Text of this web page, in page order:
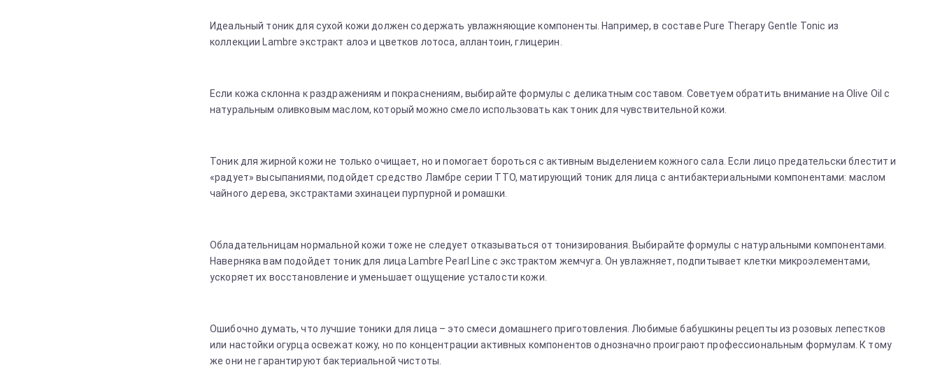
Идеальный тоник для сухой кожи должен содержать увлажняющие компоненты. Например, в составе Pure Therapy Gentle Tonic из
коллекции Lambre экстракт алоэ и цветков лотоса, аллантоин, глицерин.
Если кожа склонна к раздражениям и покраснениям, выбирайте формулы с деликатным составом. Советуем обратить внимание на Olive Oil с
натуральным оливковым маслом, который можно смело использовать как тоник для чувствительной кожи.
Тоник для жирной кожи не только очищает, но и помогает бороться с активным выделением кожного сала. Если лицо предательски блестит и
«радует» высыпаниями, подойдет средство Ламбре серии TTO, матирующий тоник для лица с антибактериальными компонентами: маслом
чайного дерева, экстрактами эхинацеи пурпурной и ромашки.
Обладательницам нормальной кожи тоже не следует отказываться от тонизирования. Выбирайте формулы с натуральными компонентами.
Наверняка вам подойдет тоник для лица Lambre Pearl Line c экстрактом жемчуга. Он увлажняет, подпитывает клетки микроэлементами,
ускоряет их восстановление и уменьшает ощущение усталости кожи.
Ошибочно думать, что лучшие тоники для лица – это смеси домашнего приготовления. Любимые бабушкины рецепты из розовых лепестков
или настойки огурца освежат кожу, но по концентрации активных компонентов однозначно проиграют профессиональным формулам. К тому
же они не гарантируют бактериальной чистоты.